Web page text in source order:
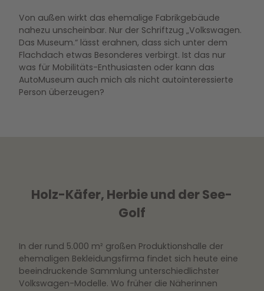
Von außen wirkt das ehemalige Fabrikgebäude
nahezu unscheinbar. Nur der Schriftzug „Volkswagen.
Das Museum.“ lässt erahnen, dass sich unter dem
Flachdach etwas Besonderes verbirgt. Ist das nur
was für Mobilitäts-Enthusiasten oder kann das
AutoMuseum auch mich als nicht autointeressierte
Person überzeugen?
Holz-Käfer, Herbie und der See-
Golf
In der rund 5.000 m² großen Produktionshalle der
ehemaligen Bekleidungsfirma findet sich heute eine
beeindruckende Sammlung unterschiedlichster
Volkswagen-Modelle. Wo früher die Näherinnen